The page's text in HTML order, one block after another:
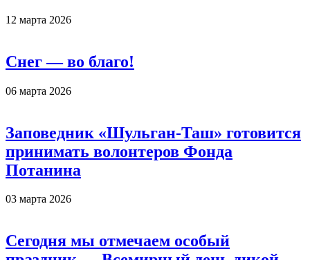
12 марта 2026
Снег — во благо!
06 марта 2026
Заповедник «Шульган-Таш» готовится
принимать волонтеров Фонда
Потанина
03 марта 2026
Сегодня мы отмечаем особый